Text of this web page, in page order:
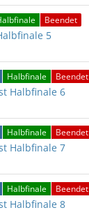
Beendet
5
Halbfinale Beendet
Halbfinale 6
Halbfinale Beendet
Halbfinale 7
Halbfinale Beendet
Halbfinale 8